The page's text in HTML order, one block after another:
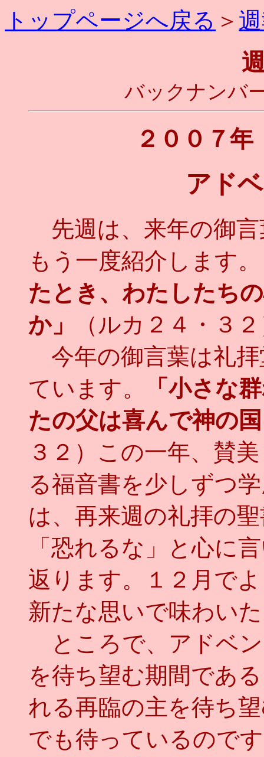
トップページへ戻る ＞
バックナンバ
２００７
アド
先週は、来年の御
もう一度紹介します。
たとき、わたしたち
か」
（ルカ２４・３
今年の御言葉は礼
ています。
「小さな
たの父は喜んで神の
３２）この一年、賛
る福音書を少しずつ
は、再来週の礼拝の
「恐れるな」と心に
返ります。１２月で
新たな思いで味わい
ところで、アドベ
を待ち望む期間であ
れる再臨の主を待ち
でも待っているので